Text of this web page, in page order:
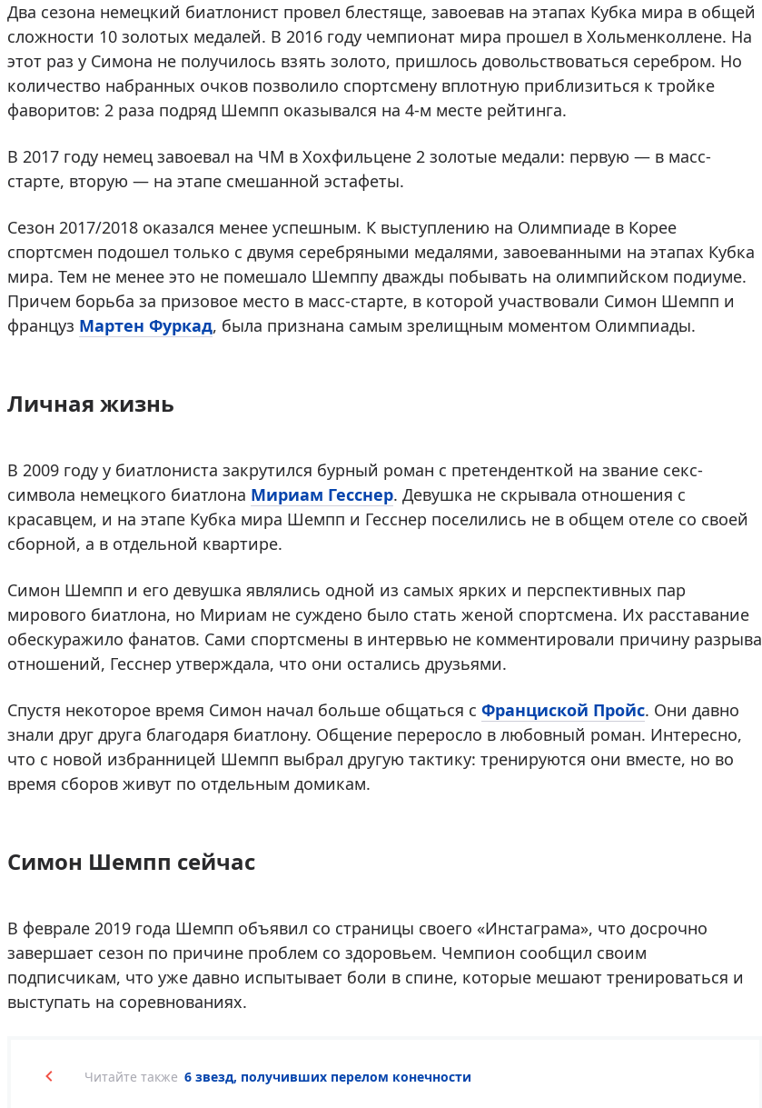
Два сезона немецкий биатлонист провел блестяще, завоевав на этапах Кубка мира в общей
сложности 10 золотых медалей. В 2016 году чемпионат мира прошел в Хольменколлене. На
этот раз у Симона не получилось взять золото, пришлось довольствоваться серебром. Но
количество набранных очков позволило спортсмену вплотную приблизиться к тройке
фаворитов: 2 раза подряд Шемпп оказывался на 4-м месте рейтинга.
В 2017 году немец завоевал на ЧМ в Хохфильцене 2 золотые медали: первую — в масс-
старте, вторую — на этапе смешанной эстафеты.
Сезон 2017/2018 оказался менее успешным. К выступлению на Олимпиаде в Корее
спортсмен подошел только с двумя серебряными медалями, завоеванными на этапах Кубка
мира. Тем не менее это не помешало Шемппу дважды побывать на олимпийском подиуме.
Причем борьба за призовое место в масс-старте, в которой участвовали Симон Шемпп и
француз Мартен Фуркад, была признана самым зрелищным моментом Олимпиады.
Личная жизнь
В 2009 году у биатлониста закрутился бурный роман с претенденткой на звание секс-
символа немецкого биатлона Мириам Гесснер. Девушка не скрывала отношения с
красавцем, и на этапе Кубка мира Шемпп и Гесснер поселились не в общем отеле со своей
сборной, а в отдельной квартире.
Симон Шемпп и его девушка являлись одной из самых ярких и перспективных пар
мирового биатлона, но Мириам не суждено было стать женой спортсмена. Их расставание
обескуражило фанатов. Сами спортсмены в интервью не комментировали причину разрыва
отношений, Гесснер утверждала, что они остались друзьями.
Спустя некоторое время Симон начал больше общаться с Франциской Пройс. Они давно
знали друг друга благодаря биатлону. Общение переросло в любовный роман. Интересно,
что с новой избранницей Шемпп выбрал другую тактику: тренируются они вместе, но во
время сборов живут по отдельным домикам.
Симон Шемпп сейчас
В феврале 2019 года Шемпп объявил со страницы своего «Инстаграма», что досрочно
завершает сезон по причине проблем со здоровьем. Чемпион сообщил своим
подписчикам, что уже давно испытывает боли в спине, которые мешают тренироваться и
выступать на соревнованиях.
Читайте также 6 звезд, получивших перелом конечности